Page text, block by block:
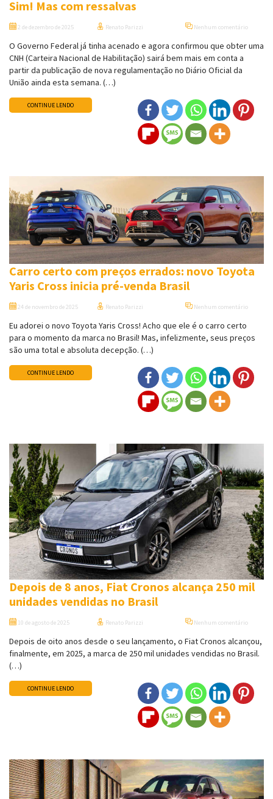
Sim! Mas com ressalvas
2 de dezembro de 2025 Renato Parizzi Nenhum comentário
O Governo Federal já tinha acenado e agora confirmou que obter uma
CNH (Carteira Nacional de Habilitação) sairá bem mais em conta a
partir da publicação de nova regulamentação no Diário Oficial da
União ainda esta semana. (…)
CONTINUE LENDO
Carro certo com preços errados: novo Toyota
Yaris Cross inicia pré-venda Brasil
24 de novembro de 2025 Renato Parizzi Nenhum comentário
Eu adorei o novo Toyota Yaris Cross! Acho que ele é o carro certo
para o momento da marca no Brasil! Mas, infelizmente, seus preços
são uma total e absoluta decepção. (…)
CONTINUE LENDO
Depois de 8 anos, Fiat Cronos alcança 250 mil
unidades vendidas no Brasil
10 de agosto de 2025 Renato Parizzi Nenhum comentário
Depois de oito anos desde o seu lançamento, o Fiat Cronos alcançou,
finalmente, em 2025, a marca de 250 mil unidades vendidas no Brasil.
(…)
CONTINUE LENDO